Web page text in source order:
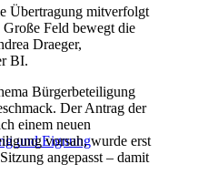
und Eignung
Übertragung mitverfolgt
Große Feld bewegt die
Draeger,
BI.
Bürgerbeteiligung
Der Antrag der
einem neuen
vorsah, wurde erst
angepasst – damit